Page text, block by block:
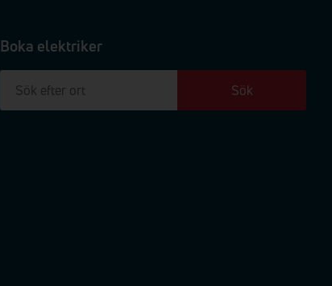
Boka elektriker
Sök